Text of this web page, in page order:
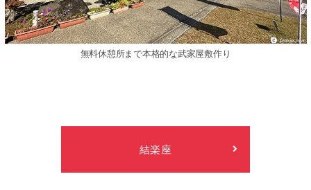
無料休憩所まで本格的な武家屋敷作り
結楽座